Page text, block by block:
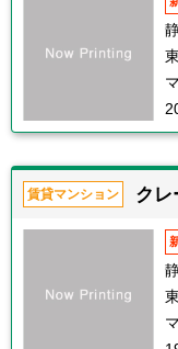
賃貸マンション クレ